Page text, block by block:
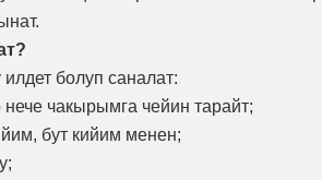
болуп саналат:
чакырымга чейин тарайт;
бут кийим менен;